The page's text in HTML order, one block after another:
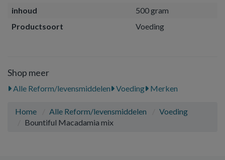
inhoud
500 gram
Productsoort
Voeding
Shop meer
Alle Reform/levensmiddelen Voeding Merken
Home Alle Reform/levensmiddelen
Voeding
Bountiful Macadamia mix